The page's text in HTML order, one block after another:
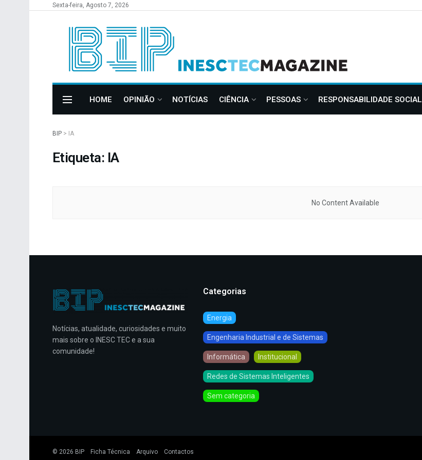
Sexta-feira, Agosto 7, 2026
HOME OPINIÃO NOTÍCIAS CIÊNCIA PESSOAS RESPONSABILIDADE SOCIAL
BIP > IA
Etiqueta: IA
No Content Available
Notícias, atualidade, curiosidades e muito
mais sobre o INESC TEC e a sua
comunidade!
Categorias
Energia
Engenharia Industrial e de Sistemas
Informática Institucional
Redes de Sistemas Inteligentes
Sem categoria
© 2026 BIP Ficha Técnica Arquivo Contactos